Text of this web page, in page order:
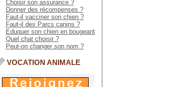
Choisir son assurance ?
Donner des récompenses ?
Faut-il vacciner son chien ?
Faut-il des Parcs canins ?
Eduquer son chien en bougeant
Quel chat choisir ?
Peut-on changer son nom ?
VOCATION ANIMALE